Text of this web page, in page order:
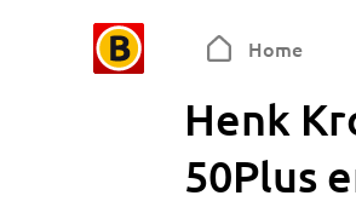
Home
Henk
50Plus